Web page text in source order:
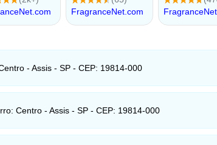
- Assis - SP - CEP: 19814-000
Centro - Assis - SP - CEP: 19814-000